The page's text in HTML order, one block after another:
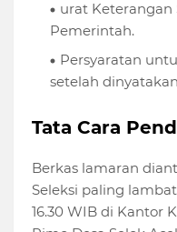
urat Keterangan
Pemerintah.
Persyaratan
setelah
Tata Cara
Berkas lamaran
Seleksi paling
16.30 WIB di Kantor